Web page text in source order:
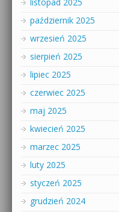
październik 2025
wrzesień 2025
sierpień 2025
lipiec 2025
czerwiec 2025
maj 2025
kwiecień 2025
marzec 2025
luty 2025
styczeń 2025
grudzień 2024